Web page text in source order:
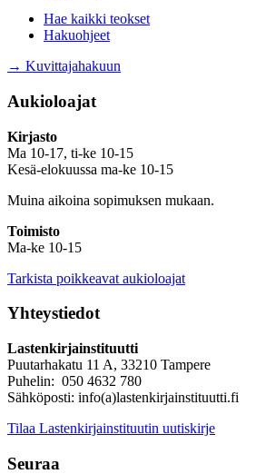
Hae kaikki teokset
Hakuohjeet
→ Kuvittajahakuun
Aukioloajat
Kirjasto
Ma 10-17, ti-ke 10-15
Kesä-elokuussa ma-ke 10-15
Muina aikoina sopimuksen mukaan.
Toimisto
Ma-ke 10-15
Tarkista poikkeavat aukioloajat
Yhteystiedot
Lastenkirjainstituutti
Puutarhakatu 11 A, 33210 Tampere
Puhelin: 050 4632 780
Sähköposti: info(a)lastenkirjainstituutti.fi
Tilaa Lastenkirjainstituutin uutiskirje
Seuraa